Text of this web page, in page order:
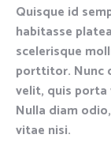
Quisque id
habitasse
scelerisque
porttitor. Nunc
velit, quis porta
Nulla diam
vitae nisi.